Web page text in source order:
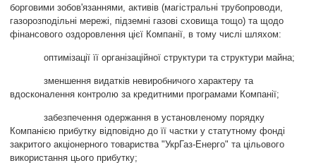
борговими зобов'язаннями, активів (магістральні трубопроводи,
газорозподільні мережі, підземні газові сховища тощо) та щодо
фінансового оздоровлення цієї Компанії, в тому числі шляхом:
оптимізації її організаційної структури та структури майна;
зменшення видатків невиробничого характеру та
вдосконалення контролю за кредитними програмами Компанії;
забезпечення одержання в установленому порядку
Компанією прибутку відповідно до її частки у статутному фонді
закритого акціонерного товариства "УкрГаз-Енерго" та цільового
використання цього прибутку;